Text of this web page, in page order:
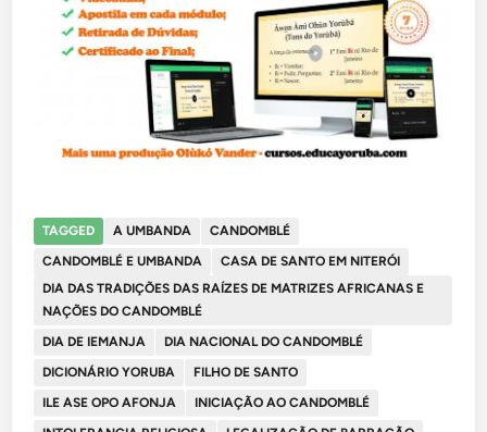
TAGGED A UMBANDA
CANDOMBLÉ
CANDOMBLÉ E UMBANDA
CASA DE SANTO EM NITERÓI
DIA DAS TRADIÇÕES DAS RAÍZES DE MATRIZES AFRICANAS E
NAÇÕES DO CANDOMBLÉ
DIA DE IEMANJA
DIA NACIONAL DO CANDOMBLÉ
DICIONÁRIO YORUBA
FILHO DE SANTO
ILE ASE OPO AFONJA
INICIAÇÃO AO CANDOMBLÉ